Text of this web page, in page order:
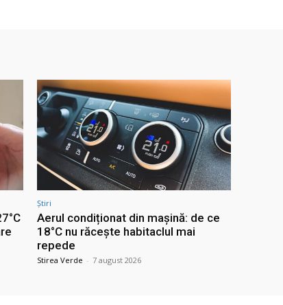
Știri
Aerul condiționat din mașină: de ce
18°C nu răcește habitaclul mai
repede
Stirea Verde - 7 august 2026